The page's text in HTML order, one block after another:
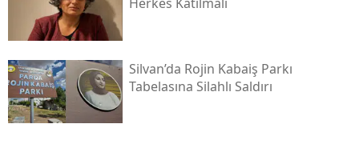
Silvan’da Rojin Kabaiş Parkı
Tabelasına Silahlı Saldırı